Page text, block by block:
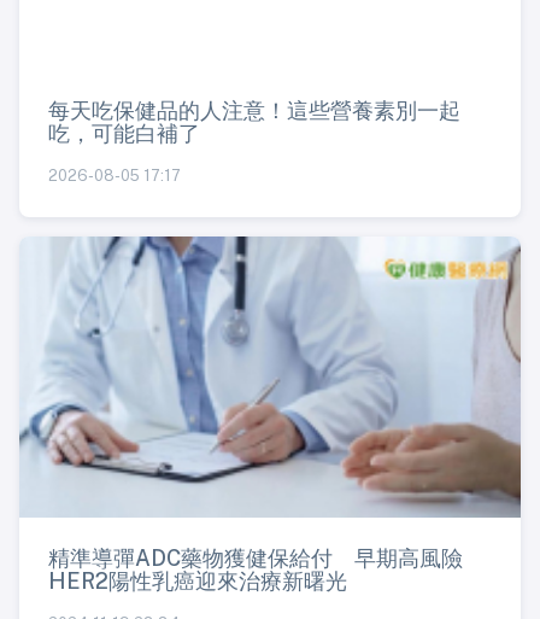
每天吃保健品的人注意！這些營養素別一起
吃，可能白補了
2026-08-05 17:17
精準導彈ADC藥物獲健保給付 早期高風險
HER2陽性乳癌迎來治療新曙光